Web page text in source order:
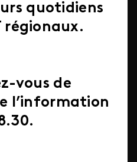
quotidiens
régionaux.
vous de
l’information